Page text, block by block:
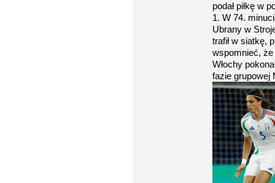
podał piłkę w
1. W 74.
Ubrany w
trafił w siatkę,
wspomnieć,
Włochy
fazie grupowej